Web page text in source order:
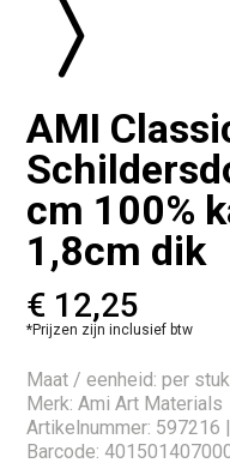
AMI
cm 100%
1,8cm dik
€ 12,25
*Prijzen zijn inclusief btw
Maat / eenheid: per stuk
Merk: Ami Art Materials
Artikelnummer: 597216
Barcode: